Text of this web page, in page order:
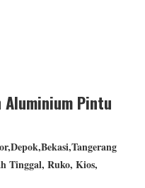
Aluminium Pintu
Tinggal, Ruko, Kios,